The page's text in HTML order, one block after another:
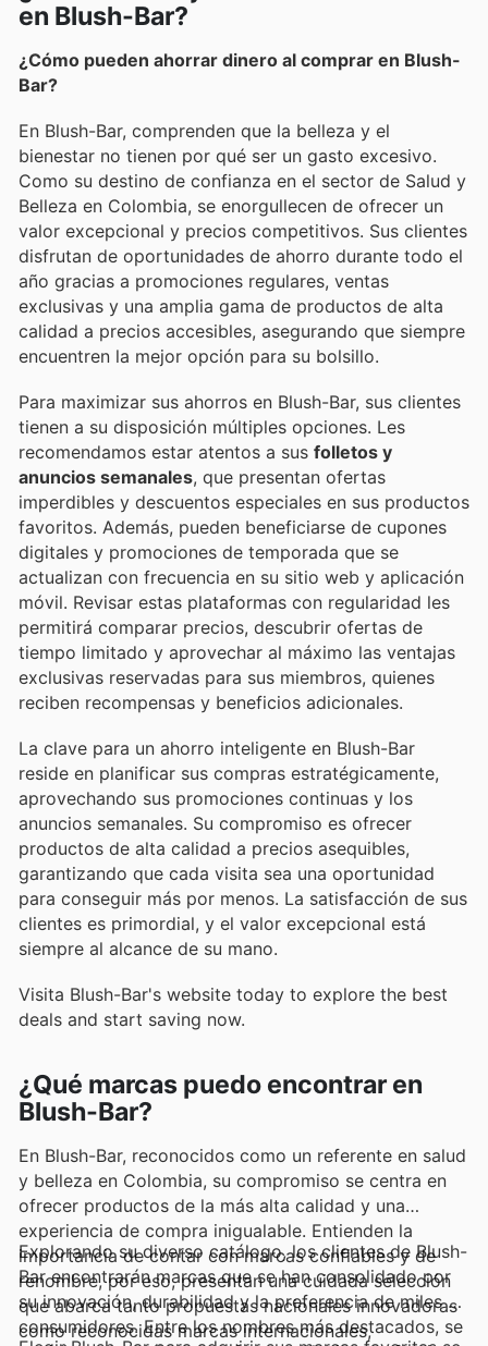
en Blush-Bar?
¿Cómo pueden ahorrar dinero al comprar en Blush-
Bar?
En Blush-Bar, comprenden que la belleza y el
bienestar no tienen por qué ser un gasto excesivo.
Como su destino de confianza en el sector de Salud y
Belleza en Colombia, se enorgullecen de ofrecer un
valor excepcional y precios competitivos. Sus clientes
disfrutan de oportunidades de ahorro durante todo el
año gracias a promociones regulares, ventas
exclusivas y una amplia gama de productos de alta
calidad a precios accesibles, asegurando que siempre
encuentren la mejor opción para su bolsillo.
Para maximizar sus ahorros en Blush-Bar, sus clientes
tienen a su disposición múltiples opciones. Les
recomendamos estar atentos a sus folletos y
anuncios semanales, que presentan ofertas
imperdibles y descuentos especiales en sus productos
favoritos. Además, pueden beneficiarse de cupones
digitales y promociones de temporada que se
actualizan con frecuencia en su sitio web y aplicación
móvil. Revisar estas plataformas con regularidad les
permitirá comparar precios, descubrir ofertas de
tiempo limitado y aprovechar al máximo las ventajas
exclusivas reservadas para sus miembros, quienes
reciben recompensas y beneficios adicionales.
La clave para un ahorro inteligente en Blush-Bar
reside en planificar sus compras estratégicamente,
aprovechando sus promociones continuas y los
anuncios semanales. Su compromiso es ofrecer
productos de alta calidad a precios asequibles,
garantizando que cada visita sea una oportunidad
para conseguir más por menos. La satisfacción de sus
clientes es primordial, y el valor excepcional está
siempre al alcance de su mano.
Visita Blush-Bar's website today to explore the best
deals and start saving now.
¿Qué marcas puedo encontrar en
Blush-Bar?
En Blush-Bar, reconocidos como un referente en salud
y belleza en Colombia, su compromiso se centra en
ofrecer productos de la más alta calidad y una
experiencia de compra inigualable. Entienden la
importancia de contar con marcas confiables y de
renombre, por eso, presentan una cuidada selección
que abarca tanto propuestas nacionales innovadoras
como reconocidas marcas internacionales,
Explorando su diverso catálogo, los clientes de Blush-
Bar encontrarán marcas que se han consolidado por
su innovación, durabilidad y la preferencia de miles de
consumidores. Entre los nombres más destacados, se